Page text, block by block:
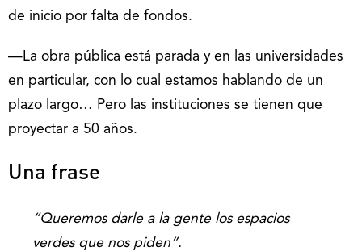
de inicio por falta de fondos.
—La obra pública está parada y en las universidades
en particular, con lo cual estamos hablando de un
plazo largo… Pero las instituciones se tienen que
proyectar a 50 años.
Una frase
“Queremos darle a la gente los espacios
verdes que nos piden”.